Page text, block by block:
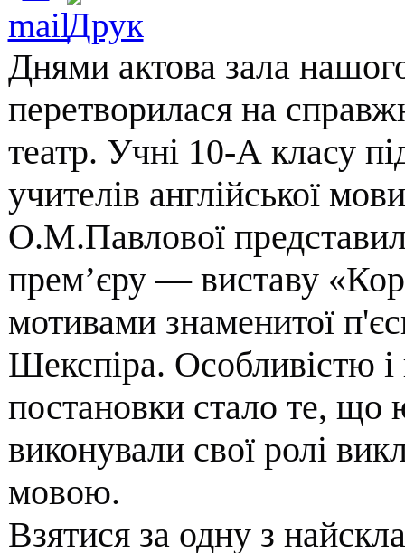
Днями актова зала
перетворилася на
театр. Учні 10-А класу
учителів англійської
О.М.Павлової
прем’єру — виставу
мотивами знаменитої
Шекспіра. Особливістю
постановки стало те, що
виконували свої ролі
мовою.
​Взятися за одну з